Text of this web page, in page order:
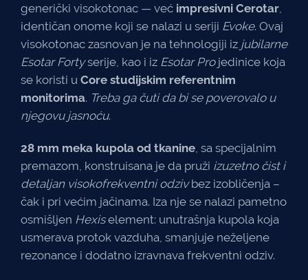
generički visokotonac — već impresivni Cerotar
identičan onome koji se nalazi u seriji Evoke. Ovaj
visokotonac zasnovan je na tehnologiji iz jubilarne
Esotar Fortyserije, kao i iz Esotar Projedinice koja
se koristi u Core studijskim referentnim
monitorima. Treba ga čuti da bi se poverovalo u
njegovu jasnoću.
28 mm meka kupola od tkanine , sa specijalnim
premazom, konstruisana je da pruži izuzetno čist i
detaljan visokofrekventni odzivbez izobličenja –
čak i pri većim jačinama. Iza nje se nalazi pametno
osmišljen Hexiselement: unutrašnja kupola koja
usmerava protok vazduha, smanjuje neželjene
rezonance i dodatno izravnava frekventni odziv.